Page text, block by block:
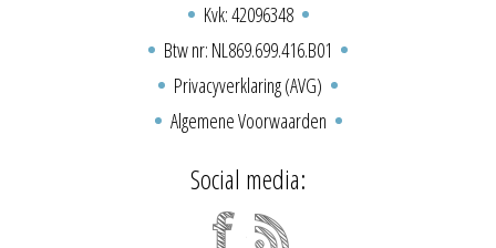
Kvk: 42096348
Btw nr: NL869.699.416.B01
Privacyverklaring (AVG)
Algemene Voorwaarden
Social media: